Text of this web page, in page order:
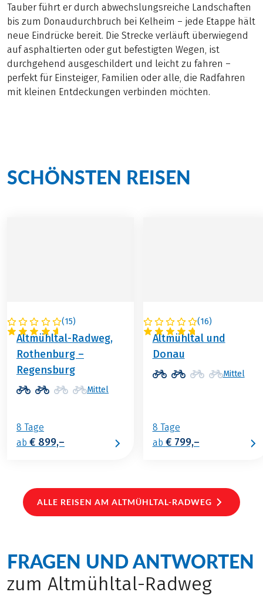
Tauber führt er durch abwechslungsreiche Landschaften
bis zum Donaudurchbruch bei Kelheim – jede Etappe hält
neue Eindrücke bereit. Die Strecke verläuft überwiegend
auf asphaltierten oder gut befestigten Wegen, ist
durchgehend ausgeschildert und leicht zu fahren –
perfekt für Einsteiger, Familien oder alle, die Radfahren
mit kleinen Entdeckungen verbinden möchten.
SCHÖNSTEN REISEN
(15)
DEUTSCHLAND
Altmühltal-Radweg,
Rothenburg –
Regensburg
Mittel
8 Tage
ab € 899,–
(16)
DEUTSCHLAND
Altmühltal und
Donau
Mittel
8 Tage
ab € 799,–
ALLE REISEN AM ALTMÜHLTAL-RADWEG
FRAGEN UND ANTWORTEN
zum Altmühltal-Radweg